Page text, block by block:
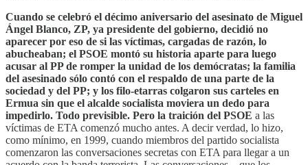
Cuando se celebró el décimo aniversario del asesinato de Miguel
Ángel Blanco, ZP, ya presidente del gobierno, decidió no
aparecer por eso de si las víctimas, cargadas de razón, lo
abucheaban; el PSOE montó su historia aparte para luego
acusar al PP de romper la unidad de los demócratas; la familia
del asesinado sólo contó con el respaldo de una parte de la
sociedad y del PP; y los filo-etarras colgaron sus carteles en
Ermua sin que el alcalde socialista moviera un dedo para
impedirlo. Todo previsible. Pero la traición del PSOE a las
víctimas de ETA comenzó mucho antes. A decir verdad, lo hizo,
como mínimo, en 1999, cuando miembros del partido socialista
comenzaron las conversaciones secretas con ETA para llegar a un